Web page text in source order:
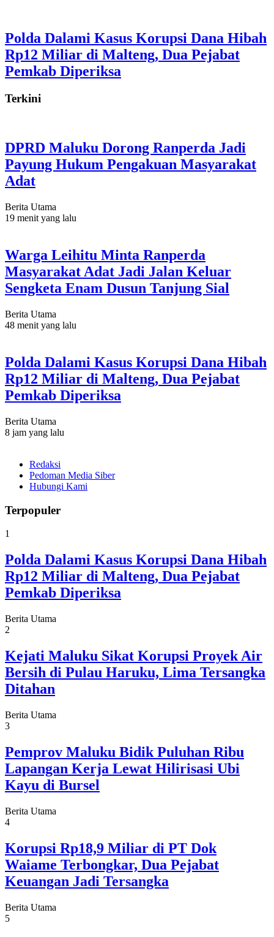
Polda Dalami Kasus Korupsi Dana Hibah
Rp12 Miliar di Malteng, Dua Pejabat
Pemkab Diperiksa
Terkini
DPRD Maluku Dorong Ranperda Jadi
Payung Hukum Pengakuan Masyarakat
Adat
Berita Utama
19 menit yang lalu
Warga Leihitu Minta Ranperda
Masyarakat Adat Jadi Jalan Keluar
Sengketa Enam Dusun Tanjung Sial
Berita Utama
48 menit yang lalu
Polda Dalami Kasus Korupsi Dana Hibah
Rp12 Miliar di Malteng, Dua Pejabat
Pemkab Diperiksa
Berita Utama
8 jam yang lalu
Redaksi
Pedoman Media Siber
Hubungi Kami
Terpopuler
1
Polda Dalami Kasus Korupsi Dana Hibah
Rp12 Miliar di Malteng, Dua Pejabat
Pemkab Diperiksa
Berita Utama
2
Kejati Maluku Sikat Korupsi Proyek Air
Bersih di Pulau Haruku, Lima Tersangka
Ditahan
Berita Utama
3
Pemprov Maluku Bidik Puluhan Ribu
Lapangan Kerja Lewat Hilirisasi Ubi
Kayu di Bursel
Berita Utama
4
Korupsi Rp18,9 Miliar di PT Dok
Waiame Terbongkar, Dua Pejabat
Keuangan Jadi Tersangka
Berita Utama
5